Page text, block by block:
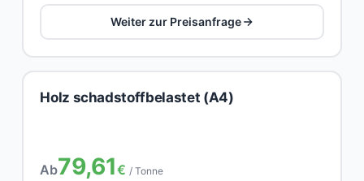
Weiter zur Preisanfrage
Holz schadstoffbelastet (A4)
Ab79,61€ / Tonne